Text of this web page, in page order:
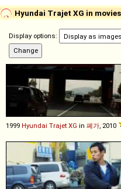
Hyundai Trajet XG in
Display options:
1999 Hyundai Trajet XG in 폐가 , 2010